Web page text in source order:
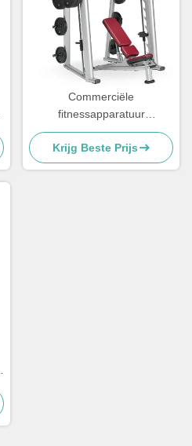
Commerciële
fitnessapparatuur
Krachttrainingsmachine
Smith Power Rack
Krijg Beste Prijs